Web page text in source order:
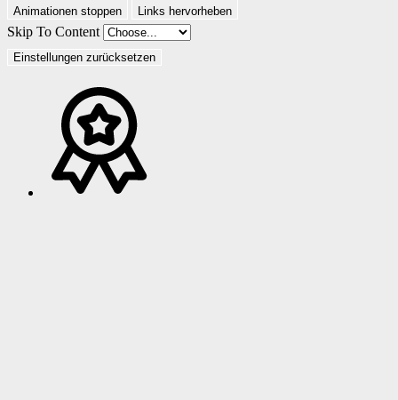
Animationen stoppen Links hervorheben
Skip To Content
Einstellungen zurücksetzen